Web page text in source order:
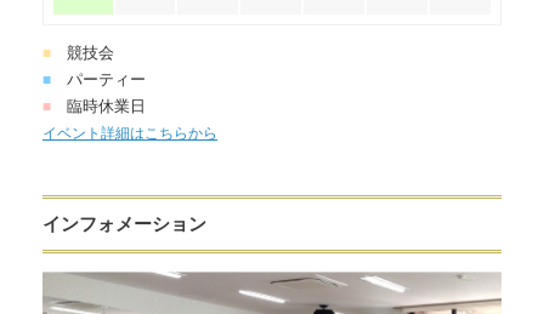
■ 競技会
■ パーティー
■ 臨時休業日
イベント詳細はこちらから
インフォメーション